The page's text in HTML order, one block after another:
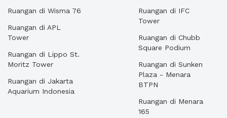
Ruangan di Wisma 76
Ruangan di APL
Tower
Ruangan di Lippo St.
Moritz Tower
Ruangan di Jakarta
Aquarium Indonesia
Ruangan di IFC
Tower
Ruangan di Chubb
Square Podium
Ruangan di Sunken
Plaza - Menara
BTPN
Ruangan di Menara
165